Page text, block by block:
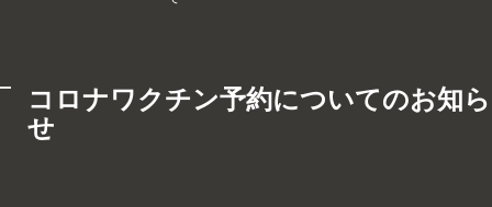
コロナワクチン予約についてのお知ら
せ